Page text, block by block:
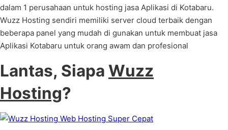
dalam 1 perusahaan untuk hosting jasa Aplikasi di Kotabaru.
Wuzz Hosting sendiri memiliki server cloud terbaik dengan
beberapa panel yang mudah di gunakan untuk membuat jasa
Aplikasi Kotabaru untuk orang awam dan profesional
Lantas, Siapa Wuzz
Hosting?